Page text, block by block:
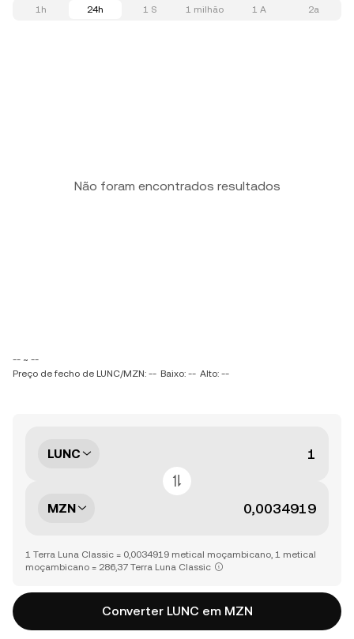
1h 24h 1 S 1 milhão 1 A 2a
Não foram encontrados resultados
-- ~ --
Preço de fecho de LUNC/MZN: -- Baixo: -- Alto: --
LUNC
MZN
1 Terra Luna Classic = 0,0034919 metical moçambicano, 1 metical
moçambicano = 286,37 Terra Luna Classic
Converter LUNC em MZN